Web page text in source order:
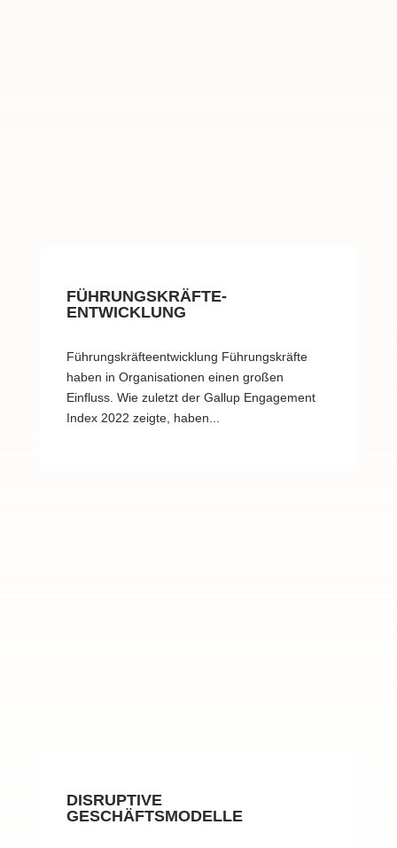
FÜHRUNGSKRÄFTE-
ENTWICKLUNG
Führungskräfteentwicklung Führungskräfte
haben in Organisationen einen großen
Einfluss. Wie zuletzt der Gallup Engagement
Index 2022 zeigte, haben...
DISRUPTIVE
GESCHÄFTSMODELLE